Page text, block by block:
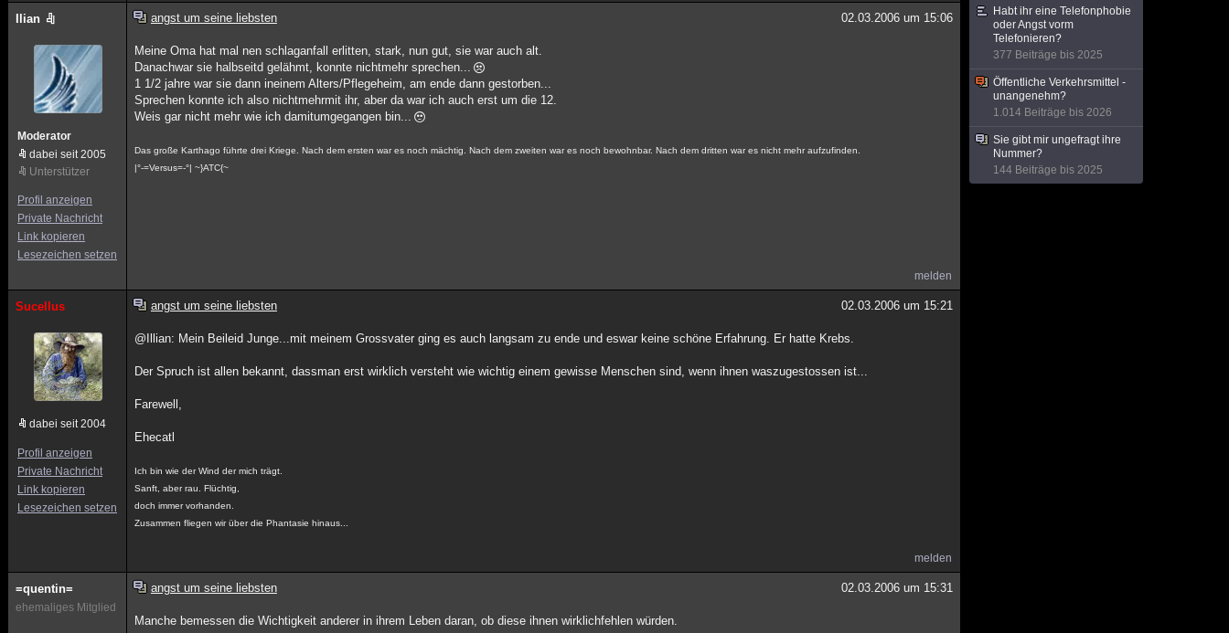
Ilian
Moderator
dabei seit 2005
Unterstützer
Profil anzeigen
Private Nachricht
Link kopieren
Lesezeichen setzen
angst um seine liebsten 02.03.2006 um 15:06
Meine Oma hat mal nen schlaganfall erlitten, stark, nun gut, sie war auch alt.
Danachwar sie halbseitd gelähmt, konnte nichtmehr sprechen...
1 1/2 jahre war sie dann ineinem Alters/Pflegeheim, am ende dann gestorben...
Sprechen konnte ich also nichtmehrmit ihr, aber da war ich auch erst um die 12.
Weis gar nicht mehr wie ich damitumgegangen bin...
Das große Karthago führte drei Kriege. Nach dem ersten war es noch mächtig. Nach dem zweiten war es noch bewohnbar. Nach dem dritten war es nicht mehr aufzufinden.
|°-=Versus=-°| ~}ATC{~
melden
Sucellus
dabei seit 2004
Profil anzeigen
Private Nachricht
Link kopieren
Lesezeichen setzen
angst um seine liebsten 02.03.2006 um 15:21
@Illian: Mein Beileid Junge...mit meinem Grossvater ging es auch langsam zu ende und eswar keine schöne Erfahrung. Er hatte Krebs.
Der Spruch ist allen bekannt, dassman erst wirklich versteht wie wichtig einem gewisse Menschen sind, wenn ihnen waszugestossen ist...
Farewell,
Ehecatl
Ich bin wie der Wind der mich trägt.
Sanft, aber rau. Flüchtig,
doch immer vorhanden.
Zusammen fliegen wir über die Phantasie hinaus...
melden
=quentin=
ehemaliges Mitglied
angst um seine liebsten 02.03.2006 um 15:31
Manche bemessen die Wichtigkeit anderer in ihrem Leben daran, ob diese ihnen wirklichfehlen würden.
Habt ihr eine Telefonphobie
oder Angst vorm
Telefonieren?
377 Beiträge bis 2025
Öffentliche Verkehrsmittel -
unangenehm?
1.014 Beiträge bis 2026
Sie gibt mir ungefragt ihre
Nummer?
144 Beiträge bis 2025